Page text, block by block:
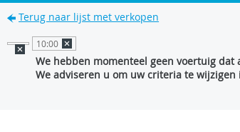
Terug naar lijst met verkopen
10:00
We hebben momenteel geen voertuig dat
We adviseren u om uw criteria te